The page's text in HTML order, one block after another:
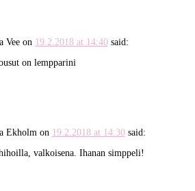
Veeon 19.2.2018 at 14:40 said:
on lempparini
Ekholmon 19.2.2018 at 14:30 said:
valkoisena. Ihanan simppeli!